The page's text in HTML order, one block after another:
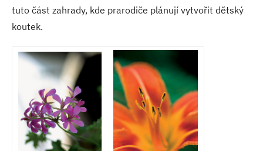
tuto část zahrady, kde prarodiče plánují vytvořit dětský
koutek.